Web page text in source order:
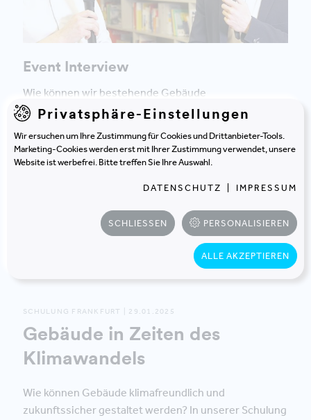
Event Interview
Wie können wir bestehende Gebäude
ressourcenschonend nutzen und dabei echte
diesem Gespräch beleuchten Christoph Müller-Thiede
und Martin Käfer die Potenziale der Bestandsnutzung
klaren Botschaften für eine nachhaltige Zukunft.
ZUM VIDEO
SCHULUNG FRANKFURT | 29.01.2025
Gebäude in Zeiten des
Klimawandels
Wie können Gebäude klimafreundlich und
zukunftssicher gestaltet werden? In unserer Schulung
Privatsphäre-Einstellungen
Wir ersuchen um Ihre Zustimmung für Cookies und Drittanbieter-Tools.
Marketing-Cookies werden erst mit Ihrer Zustimmung verwendet, unsere
Website ist werbefrei. Bitte treffen Sie Ihre Auswahl.
DATENSCHUTZ IMPRESSUM
SCHLIESSEN PERSONALISIEREN
ALLE AKZEPTIEREN